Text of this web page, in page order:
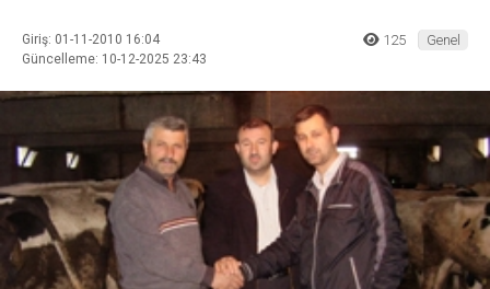
Giriş: 01-11-2010 16:04
Güncelleme: 10-12-2025 23:43
125 Genel